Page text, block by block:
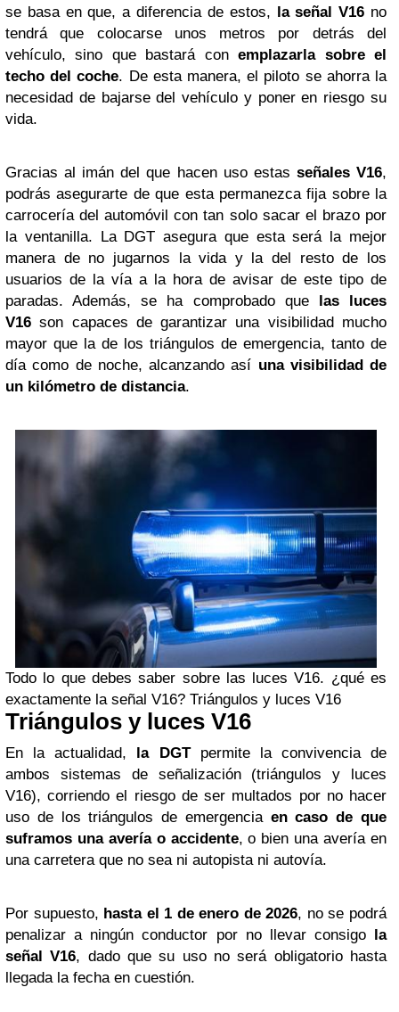
se basa en que, a diferencia de estos, la señal V16 no
tendrá que colocarse unos metros por detrás del
vehículo, sino que bastará conemplazarla sobre el
techo del coche. De esta manera, el piloto se ahorra la
necesidad de bajarse del vehículo y poner en riesgo su
vida.
Gracias al imán del que hacen uso estas señales V16,
podrás asegurarte de que esta permanezca fija sobre la
carrocería del automóvil con tan solo sacar el brazo por
la ventanilla. La DGT asegura que esta será la mejor
manera de no jugarnos la vida y la del resto de los
usuarios de la vía a la hora de avisar de este tipo de
paradas. Además, se ha comprobado quelas luces
V16 son capaces de garantizar una visibilidad mucho
mayor que la de los triángulos de emergencia, tanto de
día como de noche, alcanzando así una visibilidad de
un kilómetro de distancia.
Todo lo que debes saber sobre las luces V16. ¿qué es
exactamente la señal V16? Triángulos y luces V16
Triángulos y luces V16
En la actualidad, la DGTpermite la convivencia de
ambos sistemas de señalización (triángulos y luces
V16), corriendo el riesgo de ser multados por no hacer
uso de los triángulos de emergencia en caso de que
suframos una avería o accidente, o bien una avería en
una carretera que no sea ni autopista ni autovía.
Por supuesto, hasta el 1 de enero de 2026, no se podrá
penalizar a ningún conductor por no llevar consigola
señal V16, dado que su uso no será obligatorio hasta
llegada la fecha en cuestión.